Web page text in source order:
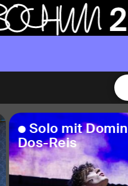
Solo mitDomin
Dos-Reis